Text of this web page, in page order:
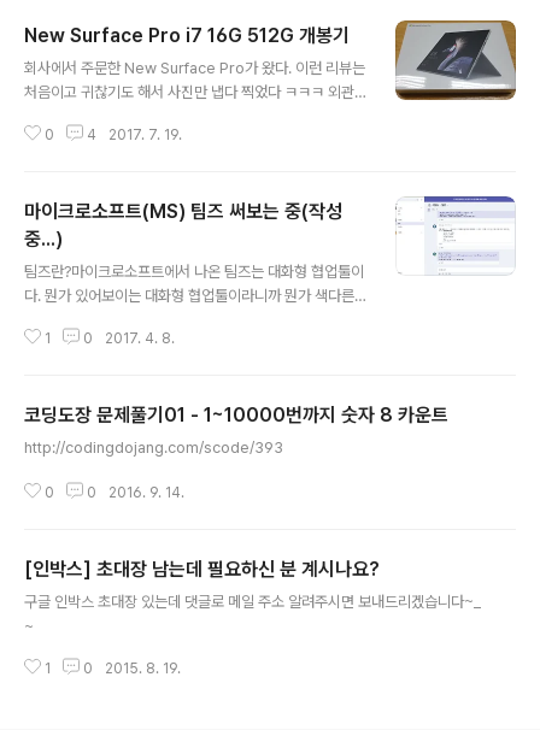
New Surface Pro i7 16G 512G 개봉기
회사에서 주문한 New Surface Pro가 왔다. 이런 리뷰는
처음이고 귀찮기도 해서 사진만 냅다 찍었다 ㅋㅋㅋ 외관
아 보이는 거랑 좀 더 눕혀 지는 거? 외엔 동인한 것 같다.
이게 다..시그니처 타입커버도 개봉함서피스 마우스도! 부
착왼쪽이 Surface Pro4 오른쪽이 새로 산 New Surfac
e Pro 아래는 Surface Pro4 위에가 New Surface Pr
o New Surface Pro 옆에서왼쪽 어댑터는 Surface Pr
0 4 2017. 7. 19.
마이크로소프트(MS) 팀즈 써보는 중(작성
중...)
팀즈란?마이크로소프트에서 나온 팀즈는 대화형 협업툴이
다. 뭔가 있어보이는 대화형 협업툴이라니까 뭔가 색다른
편하다. 일반 메신저인 네이트온이나 카톡과 다른 점은 유
교하면 뭐가 더 좋다고 하기는 좀 그렇고, 둘 다 써본 입장
에서는 둘다 각각 장점이 있다. 서로 좋은 점도 있고 불편한
미 Office365 비지니스를 사용하고 있는 회사라면 팀즈
되면 불편하다.그리고 혹..
1 0 2017. 4. 8.
코딩도장 문제풀기01 - 1~10000번까지 숫자 8 카운트
http://codingdojang.com/scode/393
0 0 2016. 9. 14.
[인박스] 초대장 남는데 필요하신 분 계시나요?
구글 인박스 초대장 있는데 댓글로 메일 주소 알려주시면 보내드리겠습니다~_
~
1 0 2015. 8. 19.